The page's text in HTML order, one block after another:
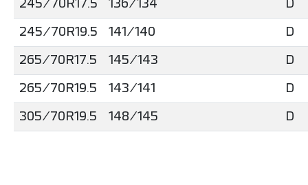
245/70R17.5 136/134 D
245/70R19.5 141/140 D
265/70R17.5 145/143 D
265/70R19.5 143/141 D
305/70R19.5 148/145 D